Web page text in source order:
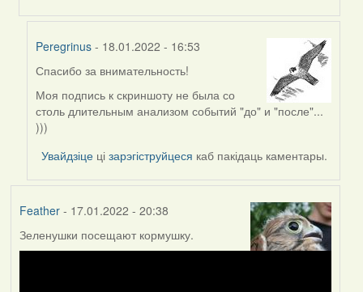
Peregrinus - 18.01.2022 - 16:53
In
reply
to
by
Спасибо за внимательность!
Моя подпись к скриншоту не была со
столь длительным анализом событий "до" и "после"...
)))
Увайдзіце цізарэгіструйцеся каб пакідаць каментары.
Feather- 17.01.2022 - 20:38
Зеленушки посещают кормушку.